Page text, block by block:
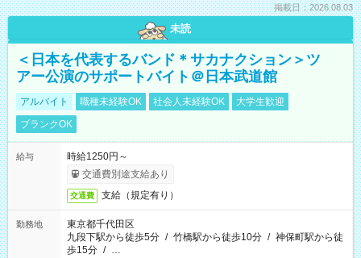
掲載日：2026.08.03
未読
＜日本を代表するバンド＊サカナクション＞ツ
アー公演のサポートバイト＠日本武道館
アルバイト 職種未経験OK 社会人未経験OK
大学生歓迎
ブランクOK
給与
時給1250円～
交通費別途支給あり
交通費 支給（規定有り）
勤務地
東京都千代田区
九段下駅から徒歩5分 / 竹橋駅から徒歩10分 / 神保町駅から徒
歩15分 / …